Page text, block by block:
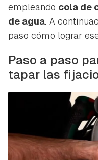
empleando cola de
de agua. A
paso cómo lograr
Paso a paso
tapar las